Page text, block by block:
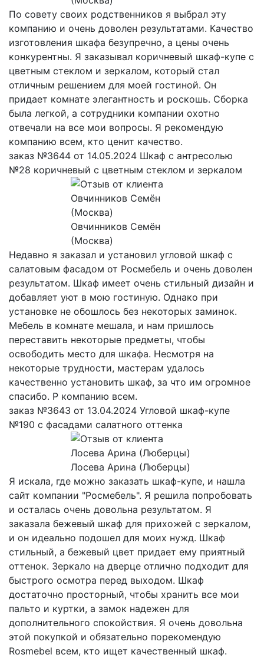
По совету своих родственников я выбрал эту
компанию и очень доволен результатами. Качество
изготовления шкафа безупречно, а цены очень
конкурентны. Я заказывал коричневый шкаф-купе с
цветным стеклом и зеркалом, который стал
отличным решением для моей гостиной. Он
придает комнате элегантность и роскошь. Сборка
была легкой, а сотрудники компании охотно
отвечали на все мои вопросы. Я рекомендую
компанию всем, кто ценит качество.
заказ №3644 от 14.05.2024 Шкаф с антресолью
№28 коричневый с цветным стеклом и зеркалом
Овчинников Семён
(Москва)
Недавно я заказал и установил угловой шкаф с
салатовым фасадом от Росмебель и очень доволен
результатом. Шкаф имеет очень стильный дизайн и
добавляет уют в мою гостиную. Однако при
установке не обошлось без некоторых заминок.
Мебель в комнате мешала, и нам пришлось
переставить некоторые предметы, чтобы
освободить место для шкафа. Несмотря на
некоторые трудности, мастерам удалось
качественно установить шкаф, за что им огромное
спасибо. Р компанию всем.
заказ №3643 от 13.04.2024 Угловой шкаф-купе
№190 с фасадами салатного оттенка
Лосева Арина (Люберцы)
Я искала, где можно заказать шкаф-купе, и нашла
сайт компании "Росмебель". Я решила попробовать
и осталась очень довольна результатом. Я
заказала бежевый шкаф для прихожей с зеркалом,
и он идеально подошел для моих нужд. Шкаф
стильный, а бежевый цвет придает ему приятный
оттенок. Зеркало на дверце отлично подходит для
быстрого осмотра перед выходом. Шкаф
достаточно просторный, чтобы хранить все мои
пальто и куртки, а замок надежен для
дополнительного спокойствия. Я очень довольна
этой покупкой и обязательно порекомендую
Rosmebel всем, кто ищет качественный шкаф.